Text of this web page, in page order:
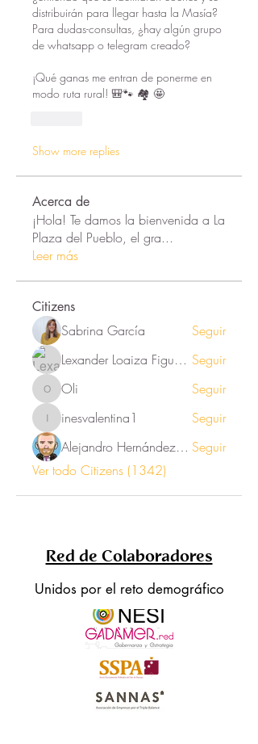
distribuirán para llegar hasta la Masía?
Para dudas-consultas, ¿hay algún grupo
de whatsapp o telegram creado?
¡Qué ganas me entran de ponerme en
modo ruta rural! 🎒🐾 🏘️ 🤩
Show more replies
Acerca de
¡Hola! Te damos la bienvenida a La
Plaza del Pueblo, el gra...
Leer más
Citizens
Sabrina García
Seguir
Lexander Loaiza Figueroa Seguir
Oli Oli Seguir
inesvalentina1
inesvalentina1
Seguir
Alejandro Hernández Renner Seguir
Ver todo Citizens (1342)
Red de Colaboradores
Unidos por el reto demográfico